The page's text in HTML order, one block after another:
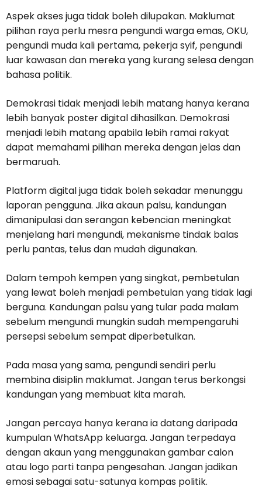
Aspek akses juga tidak boleh dilupakan. Maklumat
pilihan raya perlu mesra pengundi warga emas, OKU,
pengundi muda kali pertama, pekerja syif, pengundi
luar kawasan dan mereka yang kurang selesa dengan
bahasa politik.
Demokrasi tidak menjadi lebih matang hanya kerana
lebih banyak poster digital dihasilkan. Demokrasi
menjadi lebih matang apabila lebih ramai rakyat
dapat memahami pilihan mereka dengan jelas dan
bermaruah.
Platform digital juga tidak boleh sekadar menunggu
laporan pengguna. Jika akaun palsu, kandungan
dimanipulasi dan serangan kebencian meningkat
menjelang hari mengundi, mekanisme tindak balas
perlu pantas, telus dan mudah digunakan.
Dalam tempoh kempen yang singkat, pembetulan
yang lewat boleh menjadi pembetulan yang tidak lagi
berguna. Kandungan palsu yang tular pada malam
sebelum mengundi mungkin sudah mempengaruhi
persepsi sebelum sempat diperbetulkan.
Pada masa yang sama, pengundi sendiri perlu
membina disiplin maklumat. Jangan terus berkongsi
kandungan yang membuat kita marah.
Jangan percaya hanya kerana ia datang daripada
kumpulan WhatsApp keluarga. Jangan terpedaya
dengan akaun yang menggunakan gambar calon
atau logo parti tanpa pengesahan. Jangan jadikan
emosi sebagai satu-satunya kompas politik.